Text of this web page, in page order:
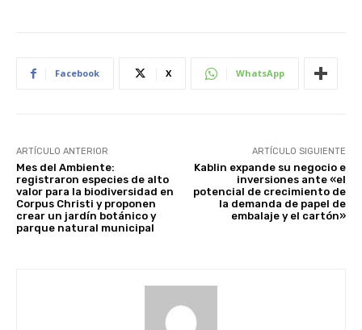
Facebook X WhatsApp
ARTÍCULO ANTERIOR
Mes del Ambiente:
registraron especies de alto
valor para la biodiversidad en
Corpus Christi y proponen
crear un jardín botánico y
parque natural municipal
ARTÍCULO SIGUIENTE
Kablin expande su negocio e
inversiones ante «el
potencial de crecimiento de
la demanda de papel de
embalaje y el cartón»